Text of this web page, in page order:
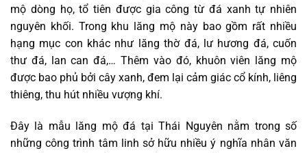
mộ dòng họ, tổ tiên được gia công từ đá xanh tự nhiên
nguyên khối. Trong khu lăng mộ này bao gồm rất nhiều
hạng mục con khác như lăng thờ đá, lư hương đá, cuốn
thư đá, lan can đá,… Thêm vào đó, khuôn viên lăng mộ
được bao phủ bởi cây xanh, đem lại cảm giác cổ kính, liêng
thiêng, thu hút nhiều vượng khí.
Đây là mẫu lăng mộ đá tại Thái Nguyên nằm trong số
những công trình tâm linh sở hữu nhiều ý nghĩa nhân văn